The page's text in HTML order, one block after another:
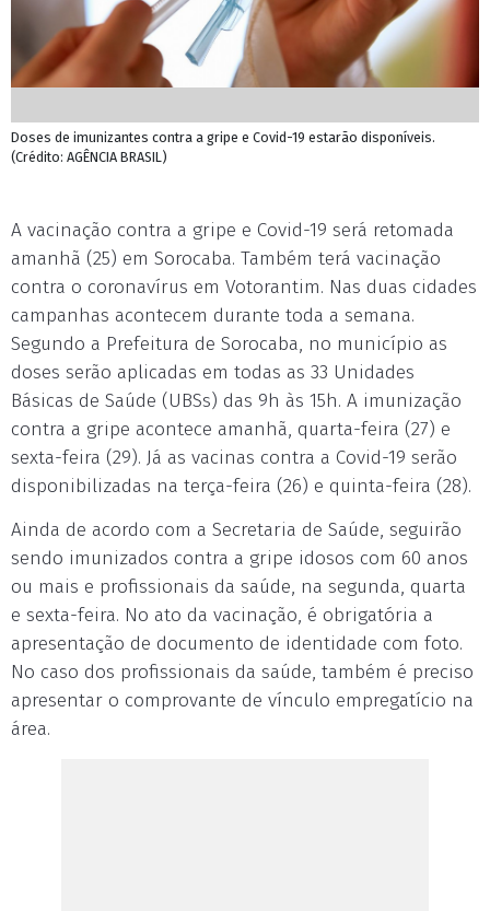
Doses de imunizantes contra a gripe e Covid-19 estarão disponíveis.
(Crédito: AGÊNCIA BRASIL)
A vacinação contra a gripe e Covid-19 será retomada
amanhã (25) em Sorocaba. Também terá vacinação
contra o coronavírus em Votorantim. Nas duas cidades
campanhas acontecem durante toda a semana.
Segundo a Prefeitura de Sorocaba, no município as
doses serão aplicadas em todas as 33 Unidades
Básicas de Saúde (UBSs) das 9h às 15h. A imunização
contra a gripe acontece amanhã, quarta-feira (27) e
sexta-feira (29). Já as vacinas contra a Covid-19 serão
disponibilizadas na terça-feira (26) e quinta-feira (28).
Ainda de acordo com a Secretaria de Saúde, seguirão
sendo imunizados contra a gripe idosos com 60 anos
ou mais e profissionais da saúde, na segunda, quarta
e sexta-feira. No ato da vacinação, é obrigatória a
apresentação de documento de identidade com foto.
No caso dos profissionais da saúde, também é preciso
apresentar o comprovante de vínculo empregatício na
área.